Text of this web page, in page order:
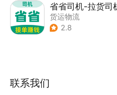
货运物流
2.8
联系我们